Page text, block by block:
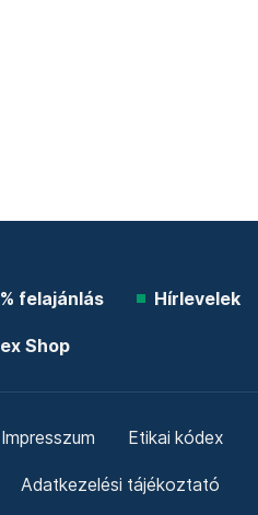
felajánlás Hírlevelek
Shop
Impresszum Etikai kódex
Adatkezelési tájékoztató